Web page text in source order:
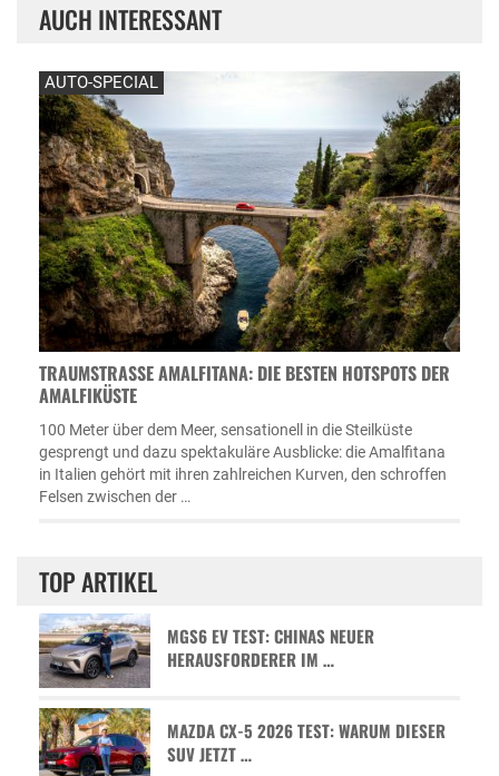
AUCH INTERESSANT
AUTO-SPECIAL
TRAUMSTRASSE AMALFITANA: DIE BESTEN HOTSPOTS DER A
MALFIKÜSTE
100 Meter über dem Meer, sensationell in die Steilküste
gesprengt und dazu spektakuläre Ausblicke: die Amalfitana
in Italien gehört mit ihren zahlreichen Kurven, den schroffen
Felsen zwischen der …
TOP ARTIKEL
MGS6 EV TEST: CHINAS NEUER
HERAUSFORDERER IM …
MAZDA CX-5 2026 TEST: WARUM DIESER
SUV JETZT …